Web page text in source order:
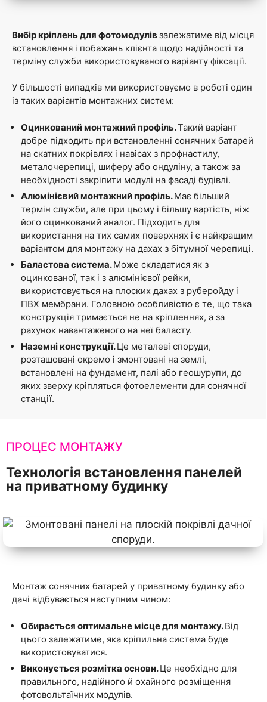
Вибір кріплень для фотомодулів залежатиме від місця
встановлення і побажань клієнта щодо надійності та
терміну служби використовуваного варіанту фіксації.
У більшості випадків ми використовуємо в роботі один
із таких варіантів монтажних систем:
Оцинкований монтажний профіль.Такий варіант
добре підходить при встановленні сонячних батарей
на скатних покрівлях і навісах з профнастилу,
металочерепиці, шиферу або ондуліну, а також за
необхідності закріпити модулі на фасаді будівлі.
Алюмінієвий монтажний профіль.Має більший
термін служби, але при цьому і більшу вартість, ніж
його оцинкований аналог. Підходить для
використання на тих самих поверхнях і є найкращим
варіантом для монтажу на дахах з бітумної черепиці.
Баластова система.Може складатися як з
оцинкованої, так і з алюмінієвої рейки,
використовується на плоских дахах з руберойду і
ПВХ мембрани. Головною особливістю є те, що така
конструкція тримається не на кріпленнях, а за
рахунок навантаженого на неї баласту.
Наземні конструкції.Це металеві споруди,
розташовані окремо і змонтовані на землі,
встановлені на фундамент, палі або геошурупи, до
яких зверху кріпляться фотоелементи для сонячної
станції.
ПРОЦЕС МОНТАЖУ
Технологія встановлення панелей
на приватному будинку
Монтаж сонячних батарей у приватному будинку або
дачі відбувається наступним чином:
Обирається оптимальне місце для монтажу.Від
цього залежатиме, яка кріпильна система буде
використовуватися.
Виконується розмітка основи.Це необхідно для
правильного, надійного й охайного розміщення
фотовольтаїчних модулів.